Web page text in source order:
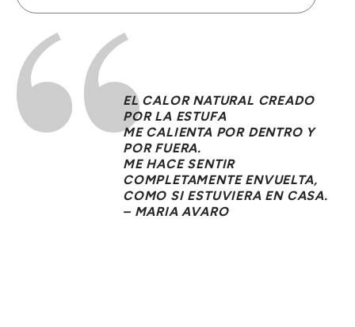
EL CALOR NATURAL CREADO
POR LA ESTUFA
ME CALIENTA POR DENTRO Y
POR FUERA.
ME HACE SENTIR
COMPLETAMENTE ENVUELTA,
COMO SI ESTUVIERA EN CASA.
– MARIA AVARO